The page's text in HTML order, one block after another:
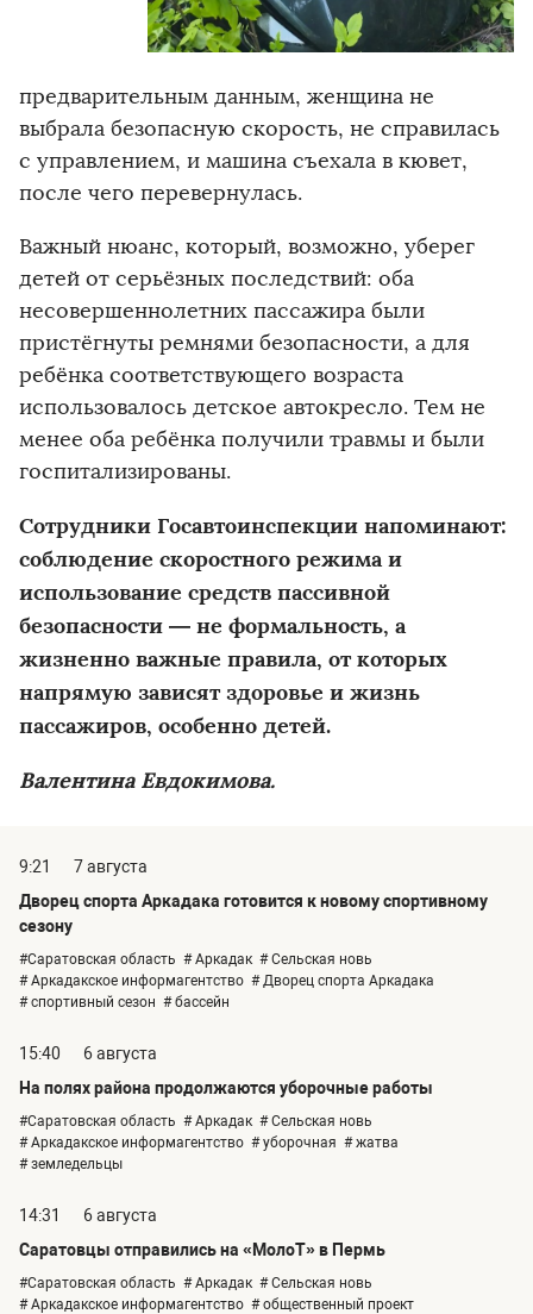
предварительным данным, женщина не
выбрала безопасную скорость, не справилась
с управлением, и машина съехала в кювет,
после чего перевернулась.
Важный нюанс, который, возможно, уберег
детей от серьёзных последствий: оба
несовершеннолетних пассажира были
пристёгнуты ремнями безопасности, а для
ребёнка соответствующего возраста
использовалось детское автокресло. Тем не
менее оба ребёнка получили травмы и были
госпитализированы.
Сотрудники Госавтоинспекции напоминают:
соблюдение скоростного режима и
использование средств пассивной
безопасности — не формальность, а
жизненно важные правила, от которых
напрямую зависят здоровье и жизнь
пассажиров, особенно детей.
Валентина Евдокимова.
9:21
7 августа
Дворец спорта Аркадака готовится к новому спортивному
сезону
#Саратовская область # Аркадак # Сельская новь
# Аркадакское информагентство # Дворец спорта Аркадака
# спортивный сезон # бассейн
15:40
6 августа
На полях района продолжаются уборочные работы
#Саратовская область # Аркадак # Сельская новь
# Аркадакское информагентство # уборочная # жатва
# земледельцы
14:31
6 августа
Саратовцы отправились на «МолоТ» в Пермь
#Саратовская область # Аркадак # Сельская новь
# Аркадакское информагентство # общественный проект